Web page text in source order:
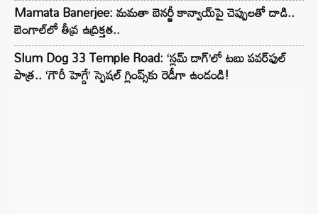
Mamata Banerjee: మమతా బెనర్జీ కాన్వాయ్‌పై చెప్పులతో దాడి..
బెంగాల్‌లో తీవ్ర ఉద్రిక్తత..
Slum Dog 33 Temple Road: ‘స్లమ్ డాగ్’లో టబు పవర్‌ఫుల్
పాత్ర.. ‘గౌరీ హెగ్డే’ స్పెషల్ గ్లింప్స్‌కు రెడీగా ఉండండి!